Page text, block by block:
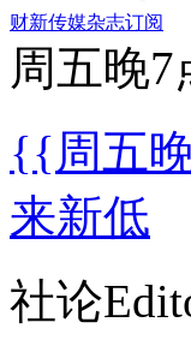
财新传媒杂志订阅
周五晚7
{{周五
来新低
社论